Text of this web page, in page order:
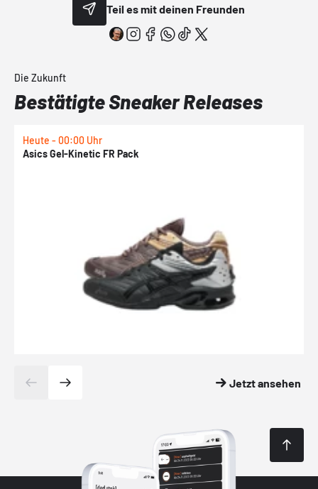
Teil es mit deinen Freunden
Die Zukunft
Bestätigte Sneaker Releases
Heute - 00:00 Uhr
Asics Gel-Kinetic FR Pack
Jetzt ansehen